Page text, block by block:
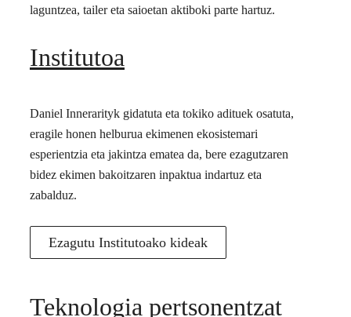
laguntzea, tailer eta saioetan aktiboki parte hartuz.
Institutoa
Daniel Innerarityk gidatuta eta tokiko adituek osatuta,
eragile honen helburua ekimenen ekosistemari
esperientzia eta jakintza ematea da, bere ezagutzaren
bidez ekimen bakoitzaren inpaktua indartuz eta
zabalduz.
Ezagutu Institutoako kideak
Teknologia pertsonentzat